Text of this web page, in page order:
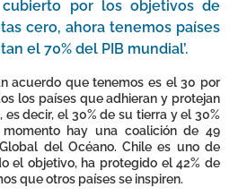
cubierto por los objetivos de
cero, ahora tenemos países
el 70% del PIB mundial’.
acuerdo que tenemos es el 30 por
los países que adhieran y protejan
decir, el 30% de su tierra y el 30%
hay una coalición de 49
del Océano. Chile es uno de
el objetivo, ha protegido el 42% de
que otros países se inspiren.